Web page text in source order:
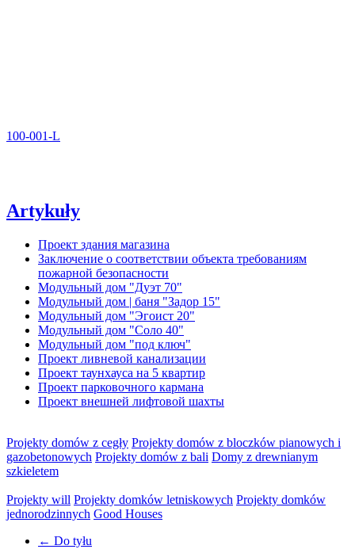
100-001-L
Artykuły
Проект здания магазина
Заключение о соответствии объекта требованиям
пожарной безопасности
Модульный дом "Дуэт 70"
Модульный дом | баня "Задор 15"
Модульный дом "Эгоист 20"
Модульный дом "Соло 40"
Модульный дом "под ключ"
Проект ливневой канализации
Проект таунхауса на 5 квартир
Проект парковочного кармана
Проект внешней лифтовой шахты
Projekty domów z cegły Projekty domów z bloczków pianowych i
gazobetonowych Projekty domów z bali Domy z drewnianym
szkieletem
Projekty will Projekty domków letniskowych Projekty domków
jednorodzinnych Good Houses
← Do tyłu